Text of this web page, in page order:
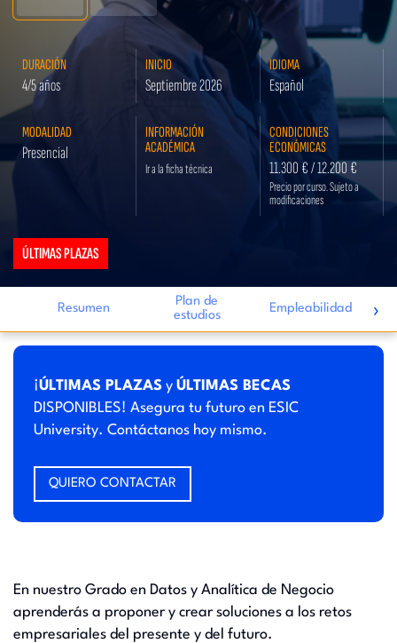
DURACIÓN
4/5 años
INICIO
Septiembre 2026
IDIOMA
Español
MODALIDAD
Presencial
INFORMACIÓN
ACADÉMICA
Ir a la ficha técnica
CONDICIONES
ECONÓMICAS
11.300 € / 12.200 €
Precio por curso. Sujeto a
modificaciones
ÚLTIMAS PLAZAS
Resumen
Plan de
estudios
Empleabilidad ›
¡ÚLTIMAS PLAZAS y ÚLTIMAS BECAS
DISPONIBLES! Asegura tu futuro en ESIC
University. Contáctanos hoy mismo.
QUIERO CONTACTAR
En nuestro Grado en Datos y Analítica de Negocio
aprenderás a proponer y crear soluciones a los retos
empresariales del presente y del futuro.